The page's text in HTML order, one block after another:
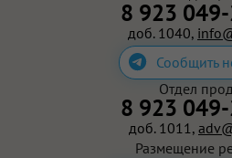
8 923
доб. 1040,
Сообщить
Отдел
8 923
доб. 1011,
Размещение